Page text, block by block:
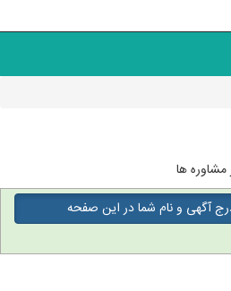
مشاوره ها
آگهی و نام شما در این صفحه